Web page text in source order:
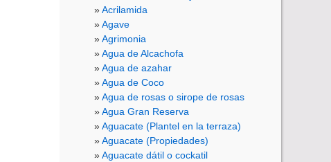
Acrilamida
Agave
Agrimonia
Agua de Alcachofa
Agua de azahar
Agua de Coco
Agua de rosas o sirope de rosas
Agua Gran Reserva
Aguacate (Plantel en la terraza)
Aguacate (Propiedades)
Aguacate dátil o cockatil